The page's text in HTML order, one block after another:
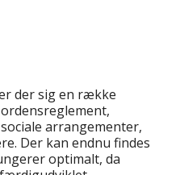
der sig en række
arrangementer,
Der kan endnu findes
optimalt, da